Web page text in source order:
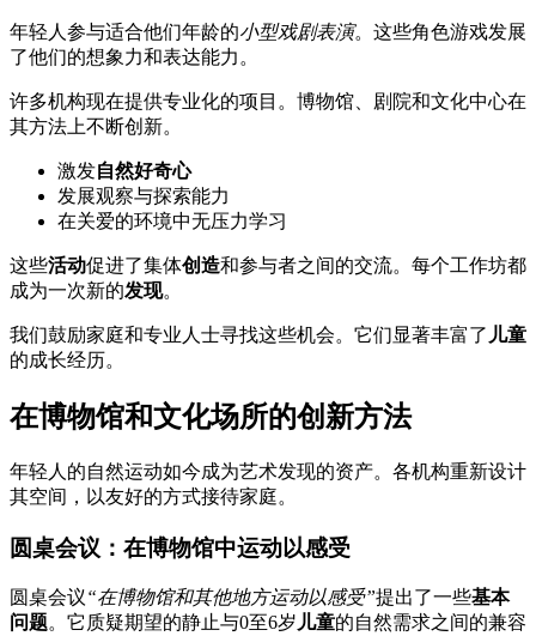
年轻人参与适合他们年龄的小型戏剧表演。这些角色游戏发展
了他们的想象力和表达能力。
许多机构现在提供专业化的项目。博物馆、剧院和文化中心在
其方法上不断创新。
激发自然好奇心
发展观察与探索能力
在关爱的环境中无压力学习
这些活动促进了集体创造和参与者之间的交流。每个工作坊都
成为一次新的发现。
我们鼓励家庭和专业人士寻找这些机会。它们显著丰富了 儿童
的成长经历。
在博物馆和文化场所的创新方法
年轻人的自然运动如今成为艺术发现的资产。各机构重新设计
其空间，以友好的方式接待家庭。
圆桌会议：在博物馆中运动以感受
圆桌会议“在博物馆和其他地方运动以感受”提出了一些基本
问题。它质疑期望的静止与0至6岁 儿童的自然需求之间的兼容